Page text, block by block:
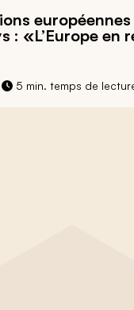
: «L’Europe en
5 min. temps de